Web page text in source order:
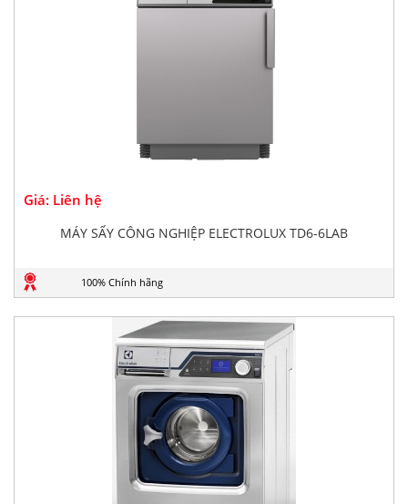
Giá: Liên hệ
MÁY SẤY CÔNG NGHIỆP ELECTROLUX TD6-6LAB
100% Chính hãng